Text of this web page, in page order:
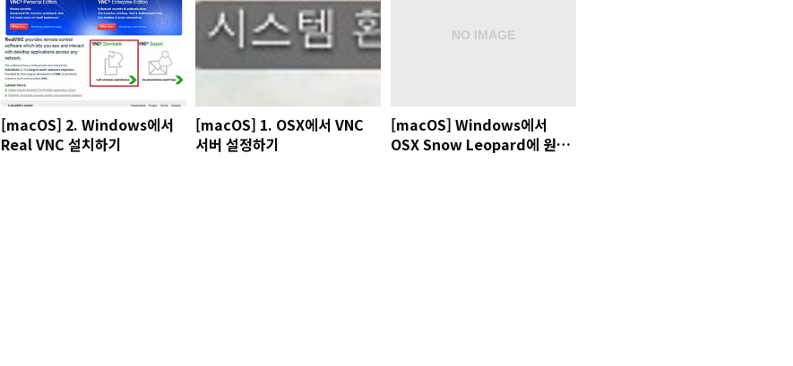
[macOS] 2. Windows에서
Real VNC 설치하기
[macOS] 1. OSX에서 VNC
서버 설정하기
[macOS] Windows에서
OSX Snow Leopard에 원격